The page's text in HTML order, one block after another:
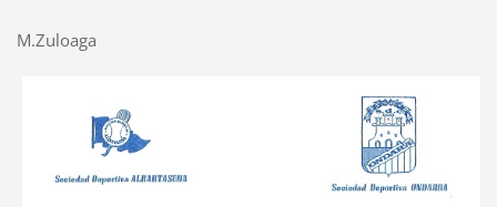
M.Zuloaga